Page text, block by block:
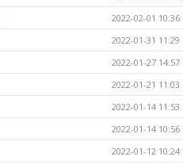
2022-02-01 10:36
2022-01-31 11:29
2022-01-27 14:57
2022-01-21 11:03
2022-01-14 11:53
2022-01-14 10:56
2022-01-12 10:24